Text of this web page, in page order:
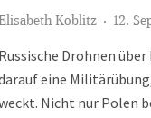
Koblitz · 12.
Russische Drohnen
eine
Nicht nur Polen